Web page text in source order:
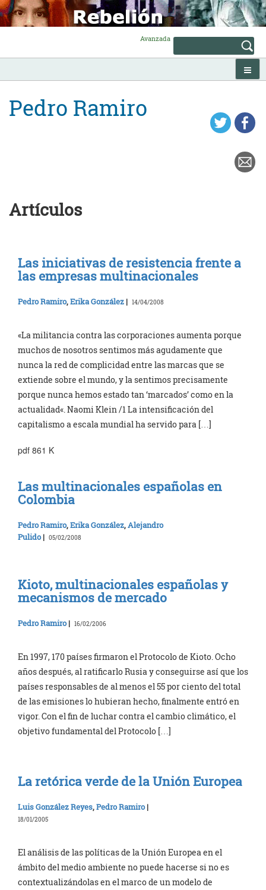
Skip
to
content
Avanzada
Pedro Ramiro
Artículos
Las iniciativas de resistencia frente a
las empresas multinacionales
Pedro Ramiro,Erika González | 14/04/2008
«La militancia contra las corporaciones aumenta porque
muchos de nosotros sentimos más agudamente que
nunca la red de complicidad entre las marcas que se
extiende sobre el mundo, y la sentimos precisamente
porque nunca hemos estado tan ‘marcados’ como en la
actualidad«. Naomi Klein /1 La intensificación del
capitalismo a escala mundial ha servido para […]
pdf 861 K
Las multinacionales españolas en
Colombia
Pedro Ramiro,Erika González,Alejandro
Pulido| 05/02/2008
Kioto, multinacionales españolas y
mecanismos de mercado
Pedro Ramiro| 16/02/2006
En 1997, 170 países firmaron el Protocolo de Kioto. Ocho
años después, al ratificarlo Rusia y conseguirse así que los
países responsables de al menos el 55 por ciento del total
de las emisiones lo hubieran hecho, finalmente entró en
vigor. Con el fin de luchar contra el cambio climático, el
objetivo fundamental del Protocolo […]
La retórica verde de la Unión Europea
Luis González Reyes,Pedro Ramiro|
18/01/2005
El análisis de las políticas de la Unión Europea en el
ámbito del medio ambiente no puede hacerse si no es
contextualizándolas en el marco de un modelo de